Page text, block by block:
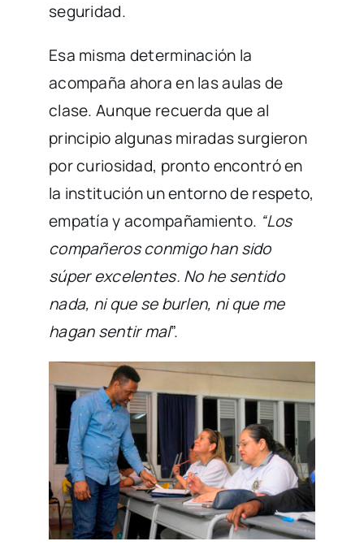
seguridad.
Esa misma determinación la
acompaña ahora en las aulas de
clase. Aunque recuerda que al
principio algunas miradas surgieron
por curiosidad, pronto encontró en
la institución un entorno de respeto,
empatía y acompañamiento. “Los
compañeros conmigo han sido
súper excelentes. No he sentido
nada, ni que se burlen, ni que me
hagan sentir mal”.